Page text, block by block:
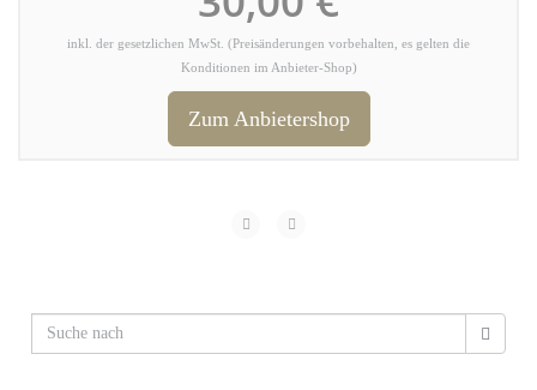
inkl. der gesetzlichen MwSt. (Preisänderungen vorbehalten, es gelten die
Konditionen im Anbieter-Shop)
Zum Anbietershop